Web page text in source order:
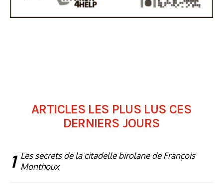
ARTICLES LES PLUS LUS CES
DERNIERS JOURS
1 Les secrets de la citadelle birolane de François
Monthoux